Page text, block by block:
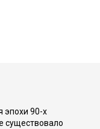
эпохи 90-х
существовало